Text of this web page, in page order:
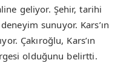
geliyor. Şehir, tarihi
sunuyor. Kars’ın
Çakıroğlu, Kars’ın
olduğunu belirtti.